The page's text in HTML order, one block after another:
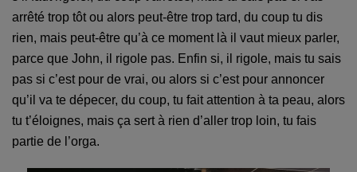
arrêté trop tôt ou alors peut-être trop tard, du coup tu dis
rien, mais peut-être qu’à ce moment là il vaut mieux parler,
parce que John, il rigole pas. Enfin si, il rigole, mais tu sais
pas si c’est pour de vrai, ou alors si c’est pour annoncer
qu’il va te dépecer, du coup, tu fait attention à ta peau, alors
tu t’éloignes, mais ça sert à rien d’aller trop loin, tu fais
partie de l’orga.